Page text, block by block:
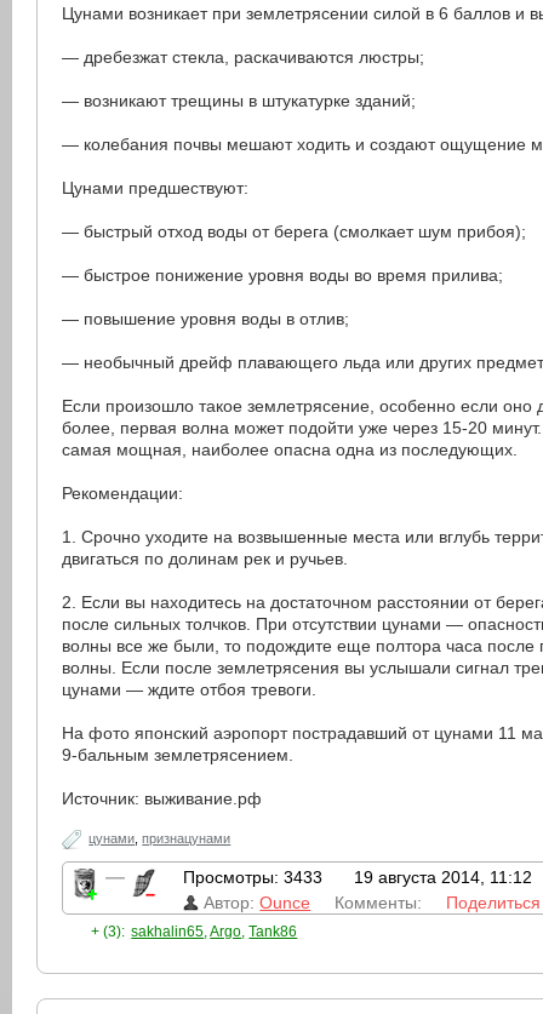
Цунами возникает при землетрясении силой в 6 баллов и
— дребезжат стекла, раскачиваются люстры;
— возникают трещины в штукатурке зданий;
— колебания почвы мешают ходить и создают ощущение
Цунами предшествуют:
— быстрый отход воды от берега (смолкает шум прибоя);
— быстрое понижение уровня воды во время прилива;
— повышение уровня воды в отлив;
— необычный дрейф плавающего льда или других
Если произошло такое землетрясение, особенно если оно
более, первая волна может подойти уже через 15-20
самая мощная, наиболее опасна одна из последующих.
Рекомендации:
1. Срочно уходите на возвышенные места или вглубь
двигаться по долинам рек и ручьев.
2. Если вы находитесь на достаточном расстоянии от
после сильных толчков. При отсутствии цунами —
волны все же были, то подождите еще полтора часа после
волны. Если после землетрясения вы услышали сигнал
цунами — ждите отбоя тревоги.
На фото японский аэропорт пострадавший от цунами 11
9-бальным землетрясением.
Источник: выживание.рф
цунами ,признацунами
— Просмотры: 3433
19 августа 2014, 11:12
Автор:Ounce Комменты: Поделиться
+ (3): sakhalin65,Argo,Tank86